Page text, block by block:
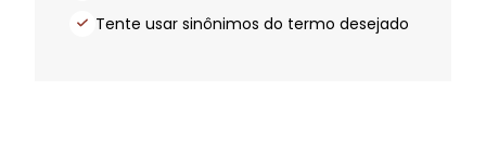
Tente usar sinônimos do termo desejado